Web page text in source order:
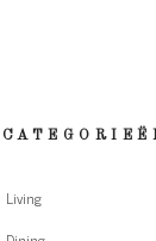
Living